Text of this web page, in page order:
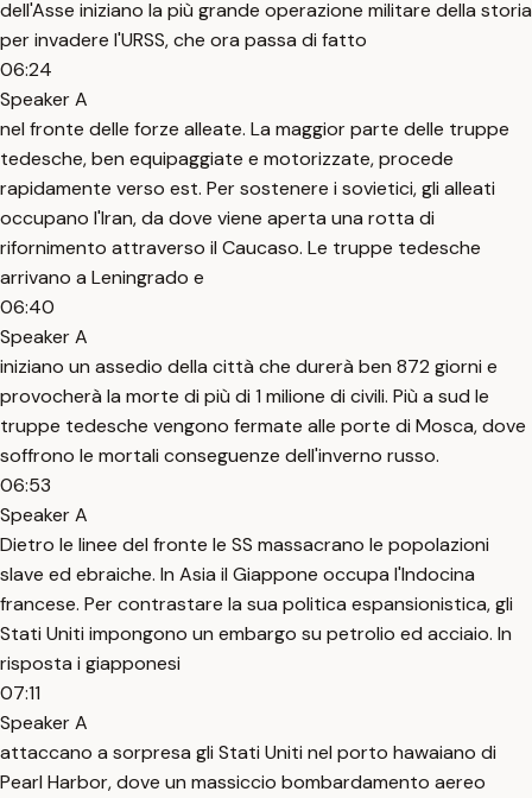
dell'Asse iniziano la più grande operazione militare della storia
per invadere l'URSS, che ora passa di fatto
06:24
Speaker A
nel fronte delle forze alleate. La maggior parte delle truppe
tedesche, ben equipaggiate e motorizzate, procede
rapidamente verso est. Per sostenere i sovietici, gli alleati
occupano l'Iran, da dove viene aperta una rotta di
rifornimento attraverso il Caucaso. Le truppe tedesche
arrivano a Leningrado e
06:40
Speaker A
iniziano un assedio della città che durerà ben 872 giorni e
provocherà la morte di più di 1 milione di civili. Più a sud le
truppe tedesche vengono fermate alle porte di Mosca, dove
soffrono le mortali conseguenze dell'inverno russo.
06:53
Speaker A
Dietro le linee del fronte le SS massacrano le popolazioni
slave ed ebraiche. In Asia il Giappone occupa l'Indocina
francese. Per contrastare la sua politica espansionistica, gli
Stati Uniti impongono un embargo su petrolio ed acciaio. In
risposta i giapponesi
07:11
Speaker A
attaccano a sorpresa gli Stati Uniti nel porto hawaiano di
Pearl Harbor, dove un massiccio bombardamento aereo